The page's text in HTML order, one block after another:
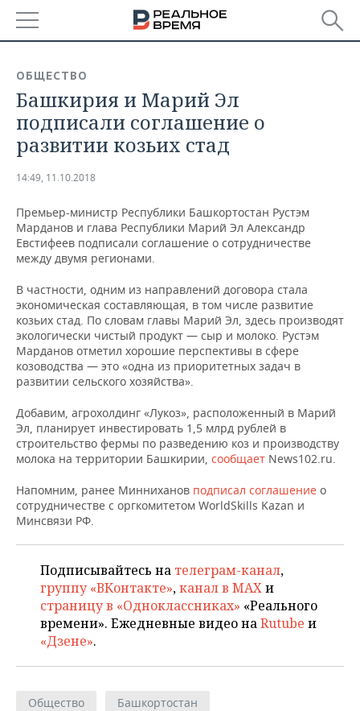
БАШКОРТОСТАН
ТАТАРСТАН
НОВОСТИ
АНАЛИТИКА
ДЕКЛАРАЦИИ О ДОХОДАХ
КОРОЛИ ГОСЗАКАЗА ПФО
КОМУ ПРИНАДЛЕЖАТ
ТОРГОВЫЕ ЦЕНТРЫ
ТАТАРСТАНА
НОВОСТИ ЭКОНОМИКИ
ФИНАНСЫ
БЮДЖЕТ
ИНВЕСТИЦИИ
ПРОМЫШЛЕННОСТЬ
НОВОСТИ
ПРОМЫШЛЕННОСТИ
АГРОПРОМ
МАШИНОСТРОЕНИЕ
НЕФТЕХИМИЯ
ОПК
НЕДВИЖИМОСТЬ
НОВОСТИ АВТО
БИЗНЕС
НОВОСТИ БИЗНЕСА
РОЗНИЧНАЯ ТОРГОВЛЯ
ТРАНСПОРТ
УСЛУГИ
ТЕХНОЛОГИИ
НОВОСТИ ТЕХНОЛОГИЙ
IT
МЕДИА
ТЕЛЕКОММУНИКАЦИИ
МЕРОПРИЯТИЯ
НОВОСТИ МЕРОПРИЯТИЙ
ВЫЕЗДНАЯ РЕДАКЦИЯ
БИЗНЕС-БРАНЧИ
ОТКРЫТАЯ ЛЕКЦИЯ
СПОРТ
НОВОСТИ СПОРТА
ФУТБОЛ
БАСКЕТБОЛ
ВОЛЕЙБОЛ
КИБЕРСПОРТ
ОБЩЕСТВО
НОВОСТИ ОБЩЕСТВА
ИНФРАСТРУКТУРА
ИСТОРИЯ
КУЛЬТУРА
ФОТОГАЛЕРЕЯ
СПРАВОЧНИК
СПИСОК ПЕРСОН
СПИСОК КОМПАНИЙ
ПОЛНАЯ ВЕРСИЯ
ОБЩЕСТВО
Башкирия и Марий Эл
подписали соглашение о
развитии козьих стад
14:49, 11.10.2018
Премьер-министр Республики Башкортостан Рустэм
Марданов и глава Республики Марий Эл Александр
Евстифеев подписали соглашение о сотрудничестве
между двумя регионами.
В частности, одним из направлений договора стала
экономическая составляющая, в том числе развитие
козьих стад. По словам главы Марий Эл, здесь производят
экологически чистый продукт — сыр и молоко. Рустэм
Марданов отметил хорошие перспективы в сфере
козоводства — это «одна из приоритетных задач в
развитии сельского хозяйства».
Добавим, агрохолдинг «Лукоз», расположенный в Марий
Эл, планирует инвестировать 1,5 млрд рублей в
строительство фермы по разведению коз и производству
молока на территории Башкирии, сообщает News102.ru.
Напомним, ранее Минниханов подписал соглашение о
сотрудничестве с оргкомитетом WorldSkills Kazan и
Минсвязи РФ.
Подписывайтесь на телеграм-канал,
группу «ВКонтакте»,канал в MAXи
страницу в «Одноклассниках» «Реального
времени». Ежедневные видео наRutube и
«Дзене».
Общество Башкортостан